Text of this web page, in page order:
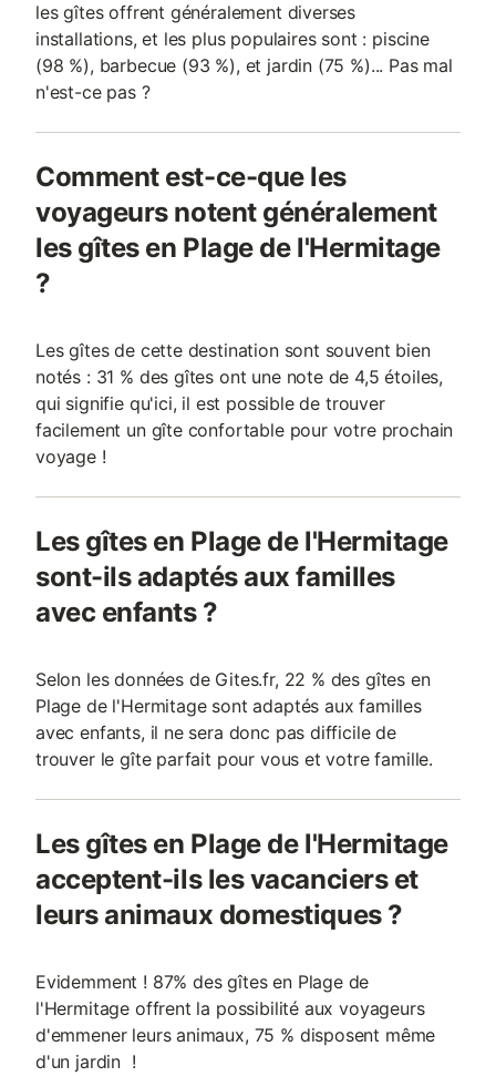
les gîtes offrent généralement diverses
installations, et les plus populaires sont : piscine
(98 %), barbecue (93 %), et jardin (75 %)... Pas mal
n'est-ce pas ?
Comment est-ce-que les
voyageurs notent généralement
les gîtes en Plage de l'Hermitage
?
Les gîtes de cette destination sont souvent bien
notés : 31 % des gîtes ont une note de 4,5 étoiles,
qui signifie qu'ici, il est possible de trouver
facilement un gîte confortable pour votre prochain
voyage !
Les gîtes en Plage de l'Hermitage
sont-ils adaptés aux familles
avec enfants ?
Selon les données de Gites.fr, 22 % des gîtes en
Plage de l'Hermitage sont adaptés aux familles
avec enfants, il ne sera donc pas difficile de
trouver le gîte parfait pour vous et votre famille.
Les gîtes en Plage de l'Hermitage
acceptent-ils les vacanciers et
leurs animaux domestiques ?
Evidemment ! 87% des gîtes en Plage de
l'Hermitage offrent la possibilité aux voyageurs
d'emmener leurs animaux, 75 % disposent même
d'un jardin !